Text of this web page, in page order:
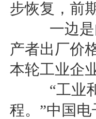
步恢复，前
一边是内
产者出厂价
本轮工业企
“工业和
程。”中国